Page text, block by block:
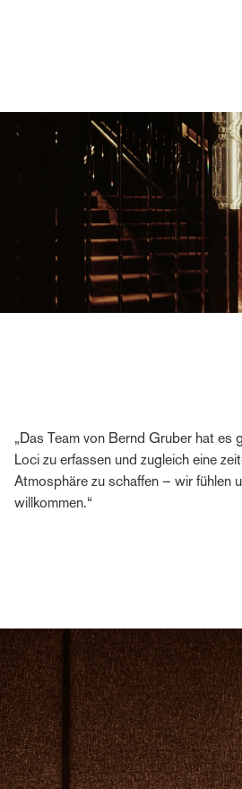
„Das Team von Bernd Gruber hat es
Loci zu erfassen und zugleich eine
Atmosphäre zu schaffen – wir fühlen
willkommen.“